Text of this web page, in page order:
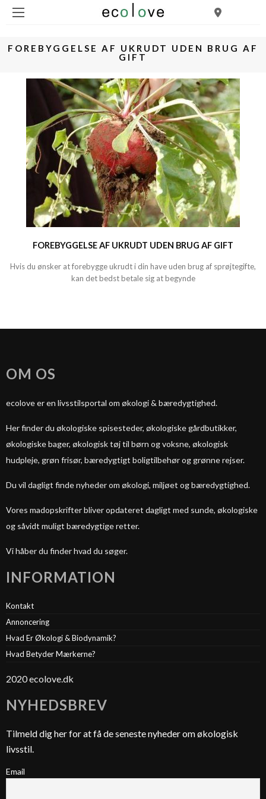
FOREBYGGELSE AF UKRUDT UDEN BRUG AF
GIFT
FOREBYGGELSE AF UKRUDT UDEN BRUG AF GIFT
Hvis du ønsker at forebygge ukrudt i din have uden brug af sprøjtegifte,
kan det bedst betale sig at begynde
OM OS
ecolove er en livsstilsportal om økologi & bæredygtighed.
Her finder du økologiske spisesteder, økologiske gårdbutikker,
økologiske bager, økologisk tøj til børn og voksne, økologisk
hudpleje, grøn frisør, bæredygtigt boligtilbehør og grønne rejser.
Du vil dagligt finde nyheder om økologi, miljøet og bæredygtighed.
Vores madopskrifter bliver opdateret dagligt med sunde, økologiske
og såvidt muligt bæredygtige retter.
Vi håber du finder hvad du søger.
INFORMATION
Kontakt
Annoncering
Hvad Er Økologi & Biodynamik?
Hvad Betyder Mærkerne?
2020 ecolove.dk
NYHEDSBREV
Tilmeld dig her for at få de seneste nyheder om økologisk
livsstil.
Email